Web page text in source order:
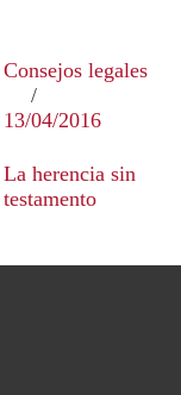
Consejos legales
13/04/2016
La herencia sin
testamento